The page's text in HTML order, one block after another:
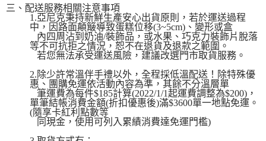
三、配送服務相關注意事項
1.亞尼克秉持新鮮生產安心出貨原則，若於運送過程
中，因路面顛簸導致蛋糕位移(3~5cm)、變形或盒
內四周沾到奶油/裝飾品，或水果、巧克力裝飾片脫落
等不可抗拒之情況，恕不在退貨及退款之範圍。
若您無法承受運送風險，建議改選門市取貨服務。
2.除少許常溫伴手禮以外，全程採低溫配送！除特殊優
惠、團購免運依活動內容為準，其餘不分溫層單
筆運費為每件$185計算(2022/1/1起運費調整為$200)，
單筆結帳消費金額(折扣優惠後)滿$3600單一地點免運。
(隨享卡紅利點數等
同現金，使用可列入累績消費達免運門檻)